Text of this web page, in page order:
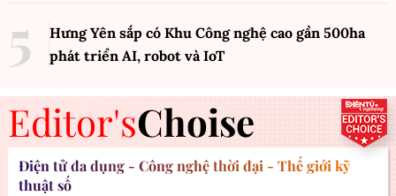
Hưng Yên sắp có Khu Công nghệ cao gần 500ha
phát triển AI, robot và IoT
Editor'sChoise
Điện tử đa dụng - Công nghệ thời đại - Thế giới kỹ
thuật số